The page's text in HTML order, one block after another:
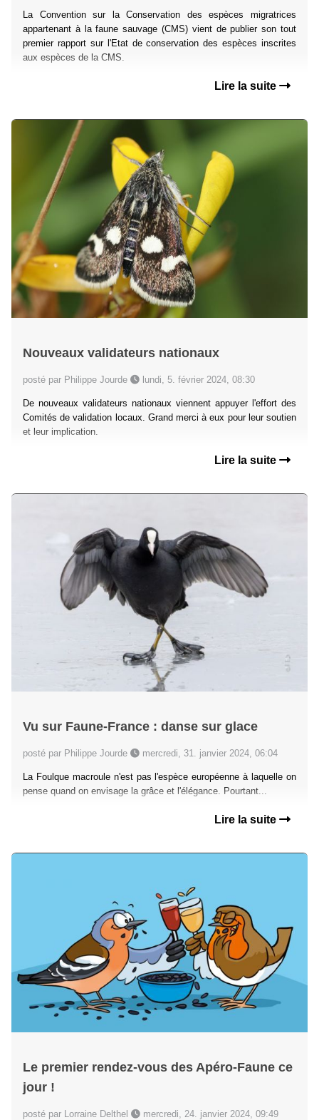
La Convention sur la Conservation des espèces migratrices
appartenant à la faune sauvage (CMS) vient de publier son tout
premier rapport sur l'Etat de conservation des espèces inscrites
aux espèces de la CMS.
Lire la suite
Nouveaux validateurs nationaux
posté par Philippe Jourde lundi, 5. février 2024, 08:30
De nouveaux validateurs nationaux viennent appuyer l'effort des
Comités de validation locaux. Grand merci à eux pour leur soutien
et leur implication.
Lire la suite
Vu sur Faune-France : danse sur glace
posté par Philippe Jourde mercredi, 31. janvier 2024, 06:04
La Foulque macroule n'est pas l'espèce européenne à laquelle on
pense quand on envisage la grâce et l'élégance. Pourtant...
Lire la suite
Le premier rendez-vous des Apéro-Faune ce
jour !
posté par Lorraine Delthel mercredi, 24. janvier 2024, 09:49